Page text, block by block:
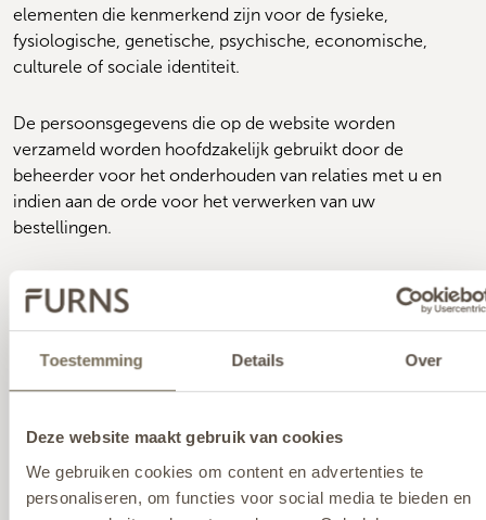
Toestemming Details Over
Deze website maakt gebruik van cookies
We gebruiken cookies om content en advertenties te
personaliseren, om functies voor social media te bieden en
elementen die kenmerkend zijn voor de fysieke,
fysiologische, genetische, psychische, economische,
culturele of sociale identiteit.
De persoonsgegevens die op de website worden
verzameld worden hoofdzakelijk gebruikt door de
beheerder voor het onderhouden van relaties met u en
indien aan de orde voor het verwerken van uw
bestellingen.
Artikel 7 - Uw rechten met betrekking tot
uw gegevens
Op grond van artikel 13 lid 2 sub b AVG heeft eenieder
recht op inzage van en rectificatie of wissing van zijn
verwerking, alsmede het recht tegen de verwerking
gegevensoverdraagbaarheid. U kunt deze rechten
uitoefenen door contact met ons op te nemen via